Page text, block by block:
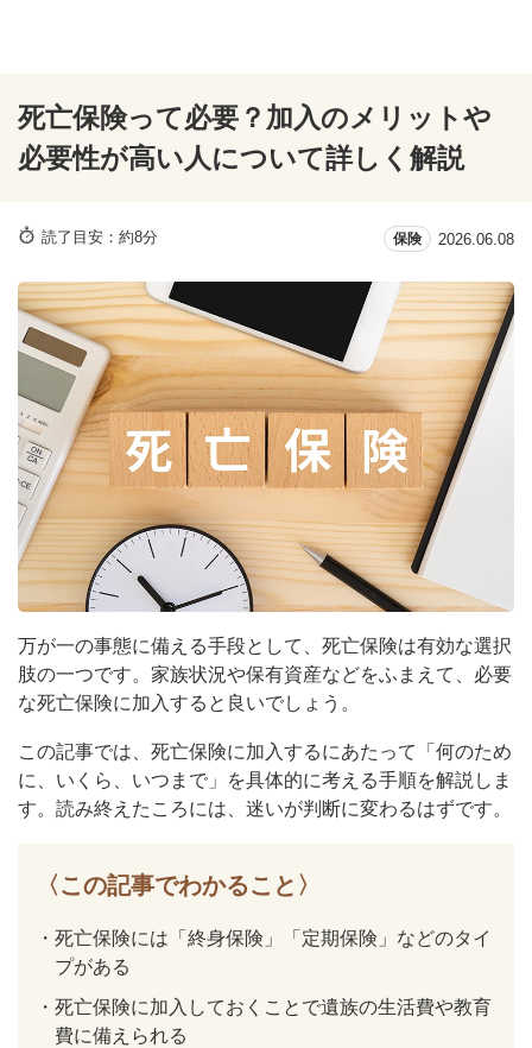
死亡保険って必要？加入のメリットや
必要性が高い人について詳しく解説
読了目安：約8分 保険 2026.06.08
万が一の事態に備える手段として、死亡保険は有効な選択
肢の一つです。家族状況や保有資産などをふまえて、必要
な死亡保険に加入すると良いでしょう。
この記事では、死亡保険に加入するにあたって「何のため
に、いくら、いつまで」を具体的に考える手順を解説しま
す。読み終えたころには、迷いが判断に変わるはずです。
〈この記事でわかること〉
・ 死亡保険には「終身保険」「定期保険」などのタイ
プがある
・ 死亡保険に加入しておくことで遺族の生活費や教育
費に備えられる